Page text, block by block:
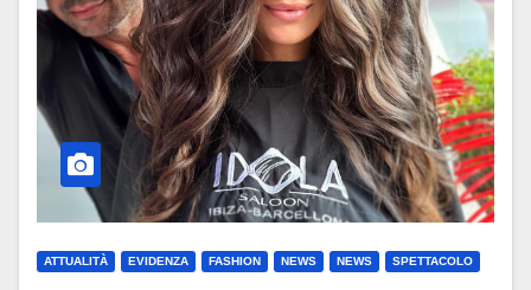
ATTUALITÀ EVIDENZA FASHION NEWS NEWS SPETTACOLO